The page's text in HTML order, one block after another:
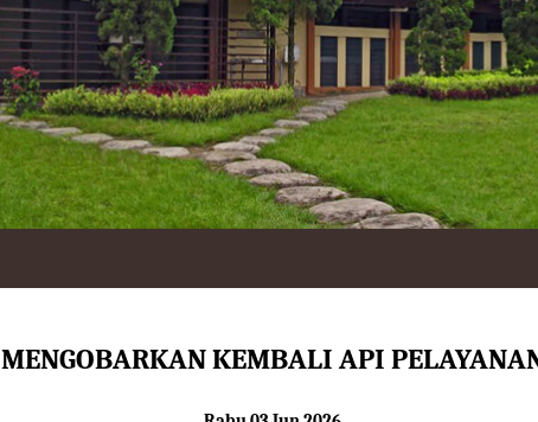
MENGOBARKAN KEMBALI API